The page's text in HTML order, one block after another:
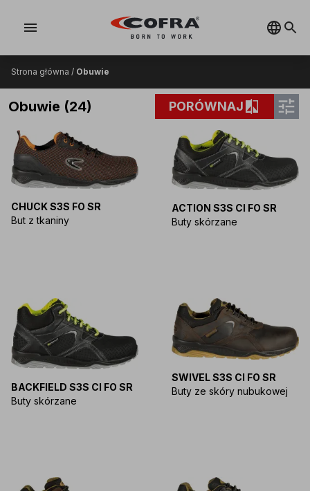
menu
Strona główna / Obuwie
Obuwie (24) PORÓWNAJcompare tune
CHUCK S3S FO SR
But z tkaniny
ACTION S3S CI FO SR
Buty skórzane
BACKFIELD S3S CI FO SR
Buty skórzane
SWIVEL S3S CI FO SR
Buty ze skóry nubukowej